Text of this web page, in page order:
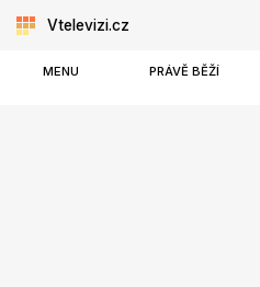
Vtelevizi.cz
MENU PRÁVĚ BĚŽÍ